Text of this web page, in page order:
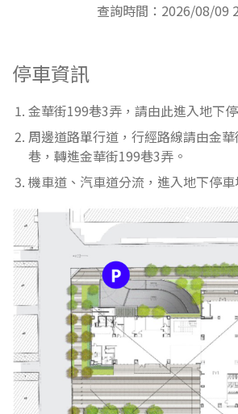
查詢時間：2026/08/09
停車資訊
金華街199巷3弄，請由此進入地下
周邊道路單行道，行經路線請由金
巷，轉進金華街199巷3弄。
機車道、汽車道分流，進入地下停車